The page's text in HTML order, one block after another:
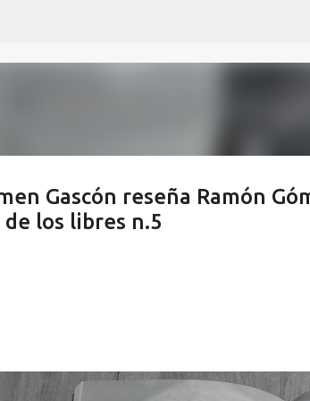
Gascón reseña Ramón
de los libres n.5